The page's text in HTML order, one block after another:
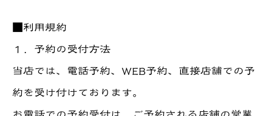
■利用規約
１．予約の受付方法
当店では、電話予約、WEB予約、直接店舗での予
約を受け付けております。